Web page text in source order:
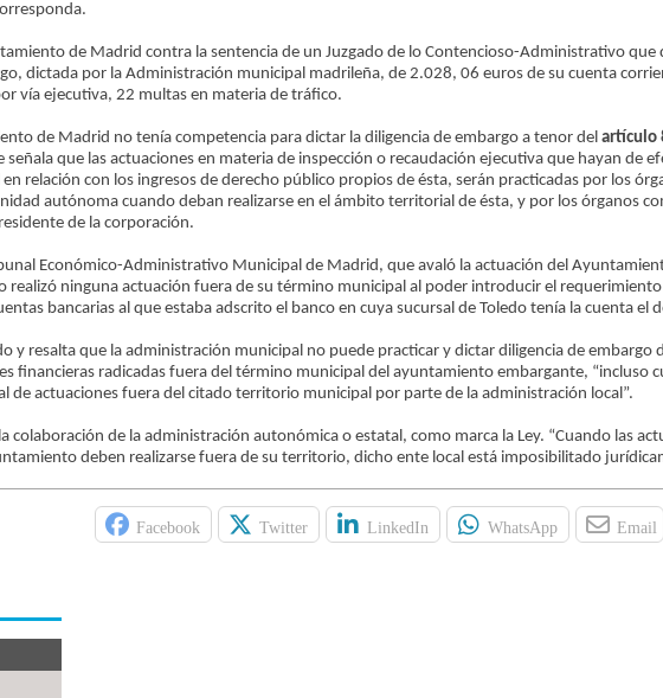
de Madrid contra la sentencia de un Juzgado de lo Contencioso-Administrativo que
dictada por la Administración municipal madrileña, de 2.028, 06 euros de su cuenta
vía ejecutiva, 22 multas en materia de tráfico.
de Madrid no tenía competencia para dictar la diligencia de embargo a tenor del artículo
señala que las actuaciones en materia de inspección o recaudación ejecutiva que hayan de
relación con los ingresos de derecho público propios de ésta, serán practicadas por los
autónoma cuando deban realizarse en el ámbito territorial de ésta, y por los órganos
de la corporación.
Económico-Administrativo Municipal de Madrid, que avaló la actuación del
realizó ninguna actuación fuera de su término municipal al poder introducir el
bancarias al que estaba adscrito el banco en cuya sucursal de Toledo tenía la cuenta el
y resalta que la administración municipal no puede practicar y dictar diligencia de embargo
financieras radicadas fuera del término municipal del ayuntamiento embargante, “incluso
de actuaciones fuera del citado territorio municipal por parte de la administración local”.
colaboración de la administración autonómica o estatal, como marca la Ley. “Cuando las
deben realizarse fuera de su territorio, dicho ente local está imposibilitado
Facebook Twitter LinkedIn WhatsApp Email